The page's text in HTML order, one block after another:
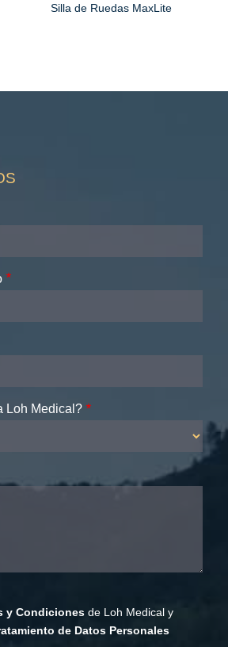
Silla de Ruedas MaxLite
Loh Medical?
y Condiciones de Loh Medical y
de Datos Personales